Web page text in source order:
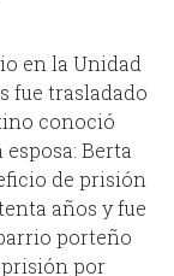
en la Unidad
fue trasladado
conoció
Berta
de prisión
años y fue
porteño
prisión por